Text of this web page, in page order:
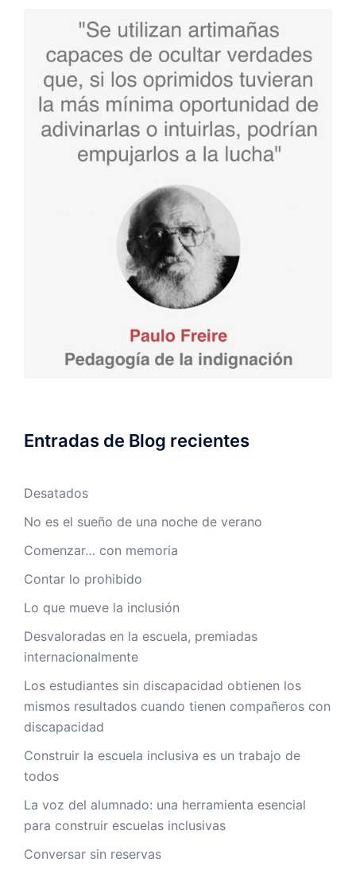
Entradas de Blog recientes
Desatados
No es el sueño de una noche de verano
Comenzar… con memoria
Contar lo prohibido
Lo que mueve la inclusión
Desvaloradas en la escuela, premiadas
internacionalmente
Los estudiantes sin discapacidad obtienen los
mismos resultados cuando tienen compañeros con
discapacidad
Construir la escuela inclusiva es un trabajo de
todos
La voz del alumnado: una herramienta esencial
para construir escuelas inclusivas
Conversar sin reservas